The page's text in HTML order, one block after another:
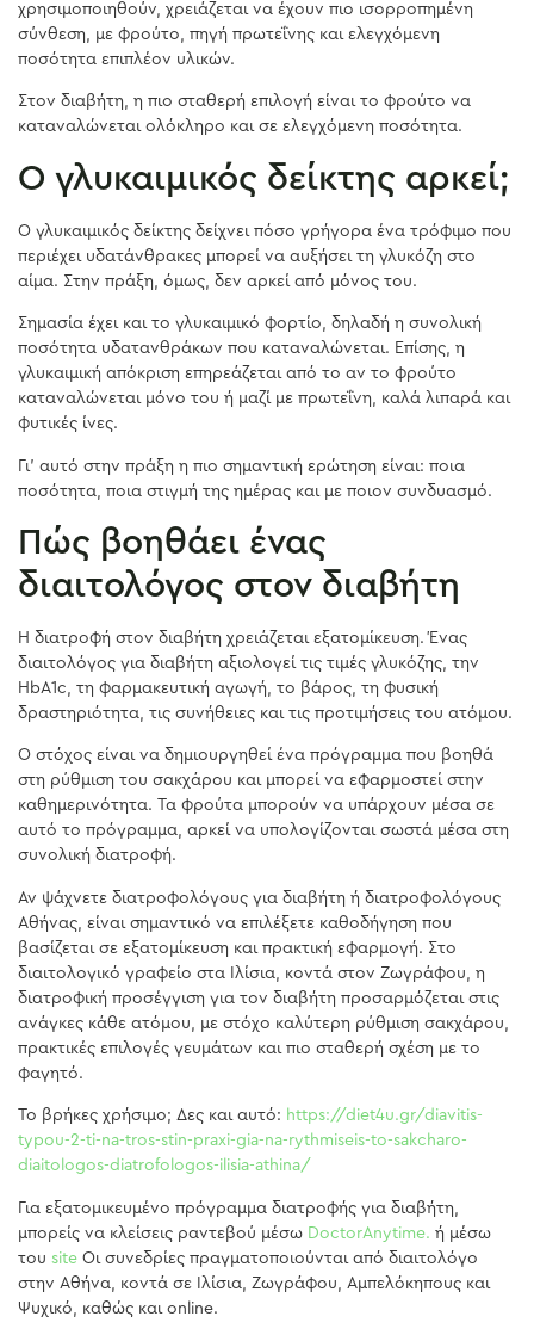
χρησιμοποιηθούν, χρειάζεται να έχουν πιο ισορροπημένη
σύνθεση, με φρούτο, πηγή πρωτεΐνης και ελεγχόμενη
ποσότητα επιπλέον υλικών.
Στον διαβήτη, η πιο σταθερή επιλογή είναι το φρούτο να
καταναλώνεται ολόκληρο και σε ελεγχόμενη ποσότητα.
Ο γλυκαιμικός δείκτης αρκεί;
Ο γλυκαιμικός δείκτης δείχνει πόσο γρήγορα ένα τρόφιμο που
περιέχει υδατάνθρακες μπορεί να αυξήσει τη γλυκόζη στο
αίμα. Στην πράξη, όμως, δεν αρκεί από μόνος του.
Σημασία έχει και το γλυκαιμικό φορτίο, δηλαδή η συνολική
ποσότητα υδατανθράκων που καταναλώνεται. Επίσης, η
γλυκαιμική απόκριση επηρεάζεται από το αν το φρούτο
καταναλώνεται μόνο του ή μαζί με πρωτεΐνη, καλά λιπαρά και
φυτικές ίνες.
Γι’ αυτό στην πράξη η πιο σημαντική ερώτηση είναι: ποια
ποσότητα, ποια στιγμή της ημέρας και με ποιον συνδυασμό.
Πώς βοηθάει ένας
διαιτολόγος στον διαβήτη
Η διατροφή στον διαβήτη χρειάζεται εξατομίκευση. Ένας
διαιτολόγος για διαβήτη αξιολογεί τις τιμές γλυκόζης, την
HbA1c, τη φαρμακευτική αγωγή, το βάρος, τη φυσική
δραστηριότητα, τις συνήθειες και τις προτιμήσεις του ατόμου.
Ο στόχος είναι να δημιουργηθεί ένα πρόγραμμα που βοηθά
στη ρύθμιση του σακχάρου και μπορεί να εφαρμοστεί στην
καθημερινότητα. Τα φρούτα μπορούν να υπάρχουν μέσα σε
αυτό το πρόγραμμα, αρκεί να υπολογίζονται σωστά μέσα στη
συνολική διατροφή.
Αν ψάχνετε διατροφολόγους για διαβήτη ή διατροφολόγους
Αθήνας, είναι σημαντικό να επιλέξετε καθοδήγηση που
βασίζεται σε εξατομίκευση και πρακτική εφαρμογή. Στο
διαιτολογικό γραφείο στα Ιλίσια, κοντά στον Ζωγράφου, η
διατροφική προσέγγιση για τον διαβήτη προσαρμόζεται στις
ανάγκες κάθε ατόμου, με στόχο καλύτερη ρύθμιση σακχάρου,
πρακτικές επιλογές γευμάτων και πιο σταθερή σχέση με το
φαγητό.
Το βρήκες χρήσιμο; Δες και αυτό: https://diet4u.gr/diavitis-
typou-2-ti-na-tros-stin-praxi-gia-na-rythmiseis-to-sakcharo-
diaitologos-diatrofologos-ilisia-athina/
Για εξατομικευμένο πρόγραμμα διατροφής για διαβήτη,
μπορείς να κλείσεις ραντεβού μέσω DoctorAnytime. ή μέσω
του site Οι συνεδρίες πραγματοποιούνται από διαιτολόγο
στην Αθήνα, κοντά σε Ιλίσια, Ζωγράφου, Αμπελόκηπους και
Ψυχικό, καθώς και online.